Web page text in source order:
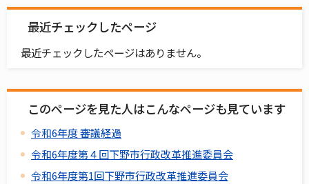
最近チェックしたページ
最近チェックしたページはありません。
このページを見た人はこんなページも見ています
令和6年度 審議経過
令和6年度第４回下野市行政改革推進委員会
令和6年度第1回下野市行政改革推進委員会